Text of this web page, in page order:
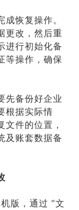
恢复操作。
更改，然后重
进行初始化备
等操作，确保
先备份好企业
根据实际情
件的位置，
及账套数据备
版，通过 “文